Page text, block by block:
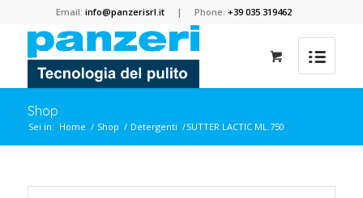
Email:info@panzerisrl.it | Phone:+39 035 319462
Shop
Sei in: Home / Shop / Detergenti /SUTTER LACTIC ML.750